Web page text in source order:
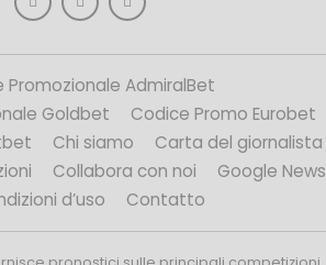
Promozionale AdmiralBet
Goldbet
Codice Promo Eurobet
Chi siamo
Carta del giornalista
Collabora con noi
Google News
d’uso
Contatto